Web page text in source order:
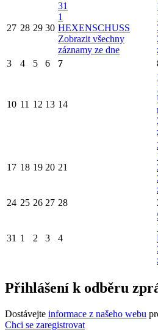
27 28 29 30
31
1
HEXENSCHUSS
Zobrazit všechny
záznamy ze dne
3 4 5 6 7
10 11 12 13 14
17 18 19 20 21
24 25 26 27 28
31 1 2 3 4
Přihlášení k odběru
Dostávejte informace z našeho webu
Chci se zaregistrovat